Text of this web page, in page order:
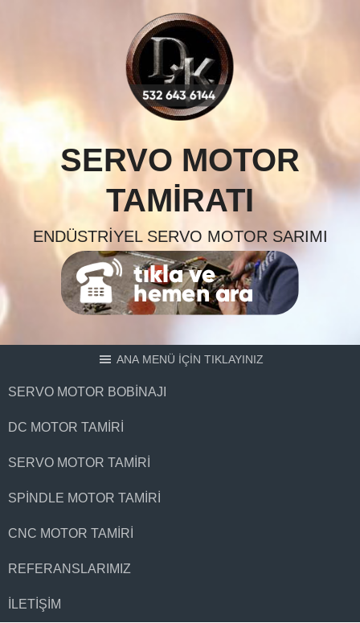
SERVO MOTOR
TAMIRATI
ENDÜSTRIYEL SERVO MOTOR SARIMI
ANA MENÜ İÇİN TIKLAYINIZ
SERVO MOTOR BOBINAJI
DC MOTOR TAMIRI
SERVO MOTOR TAMIRI
SPINDLE MOTOR TAMIRI
CNC MOTOR TAMIRI
REFERANSLARIMIZ
İLETIŞIM